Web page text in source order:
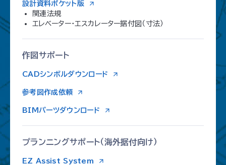
設計資料ポケット版
関連法規
エレベーター・エスカレーター据付図（寸法）
作図サポート
CADシンボルダウンロード
参考図作成依頼
BIMパーツダウンロード
プランニングサポート（海外据付向け）
EZ Assist System